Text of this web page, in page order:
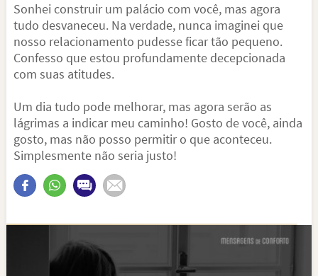
Sonhei construir um palácio com você, mas agora
tudo desvaneceu. Na verdade, nunca imaginei que
nosso relacionamento pudesse ficar tão pequeno.
Confesso que estou profundamente decepcionada
com suas atitudes.
Um dia tudo pode melhorar, mas agora serão as
lágrimas a indicar meu caminho! Gosto de você, ainda
gosto, mas não posso permitir o que aconteceu.
Simplesmente não seria justo!